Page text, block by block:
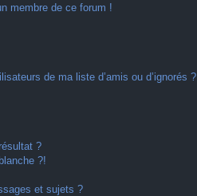
membre de ce forum !
de ma liste d’amis ou d’ignorés ?
?
?!
et sujets ?